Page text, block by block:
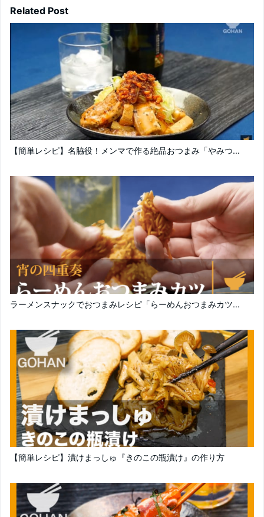
Related Post
【簡単レシピ】名脇役！メンマで作る絶品おつまみ「やみつ...
ラーメンスナックでおつまみレシピ「らーめんおつまみカツ...
【簡単レシピ】漬けまっしゅ『きのこの瓶漬け』の作り方